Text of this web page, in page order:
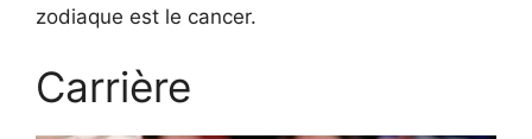
zodiaque est le cancer.
Carrière